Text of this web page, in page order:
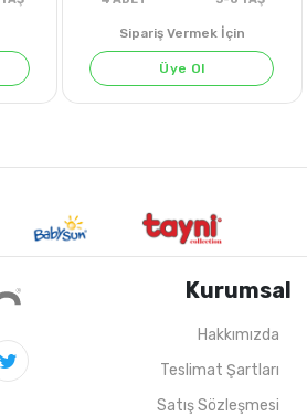
BEYAZ SU YEŞİLİ
ADET 5-8
Sipariş Vermek İçin
Üye Ol
Kurumsal
Hakkımızda
Teslimat Şartları
Satış Sözleşmesi